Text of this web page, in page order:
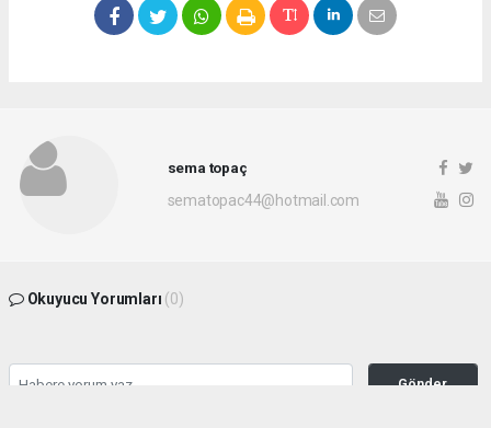
sema topaç
sematopac44@hotmail.com
Okuyucu Yorumları (0)
Gönder